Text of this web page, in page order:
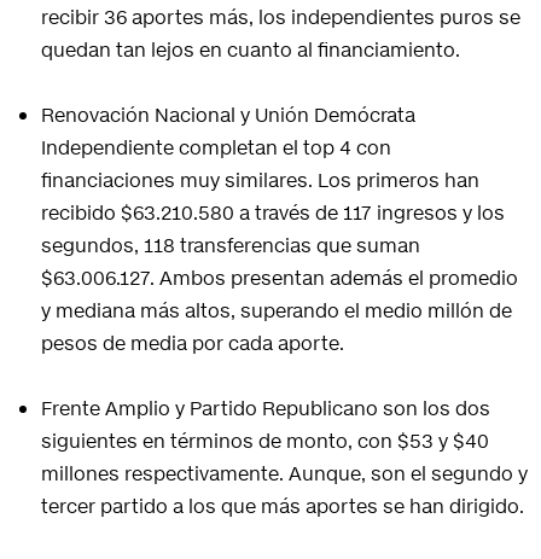
recibir 36 aportes más, los independientes puros se
quedan tan lejos en cuanto al financiamiento.
Renovación Nacional y Unión Demócrata
Independiente completan el top 4 con
financiaciones muy similares. Los primeros han
recibido $63.210.580 a través de 117 ingresos y los
segundos, 118 transferencias que suman
$63.006.127. Ambos presentan además el promedio
y mediana más altos, superando el medio millón de
pesos de media por cada aporte.
Frente Amplio y Partido Republicano son los dos
siguientes en términos de monto, con $53 y $40
millones respectivamente. Aunque, son el segundo y
tercer partido a los que más aportes se han dirigido.